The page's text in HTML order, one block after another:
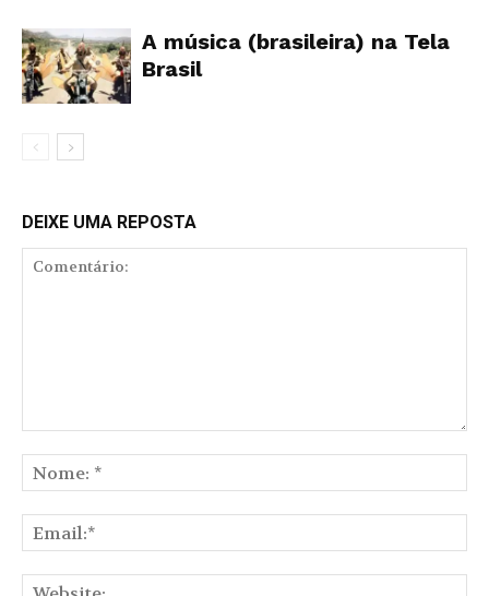
A música (brasileira) na Tela
Brasil
DEIXE UMA REPOSTA